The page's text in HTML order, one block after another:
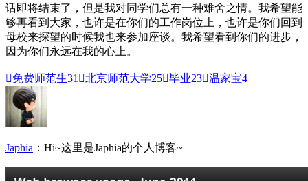
话即将结束了，但是我对同学们总有一种难舍之情。我希望能
够再看到大家，也许是在你们的工作岗位上，也许是你们回到
母校来探望的时候我也来参加座谈。我希望看到你们的进步，
因为你们永远在我的心上。
免费师范生31 北京师范大学25毕业23温家宝4
Japhia ：Hi~这里是Japhia的个人博客~